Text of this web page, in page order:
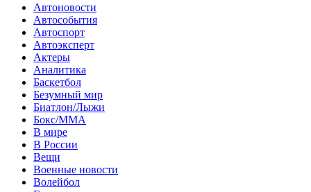
Автоновости
Автособытия
Автоспорт
Автоэксперт
Актеры
Аналитика
Баскетбол
Безумный мир
Биатлон/Лыжи
Бокс/MMA
В мире
В России
Вещи
Военные новости
Волейбол